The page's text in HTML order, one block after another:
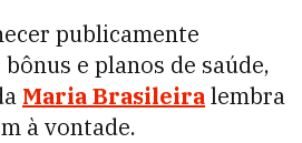
publicamente
e planos de saúde,
Maria Brasileiralembra
à vontade.